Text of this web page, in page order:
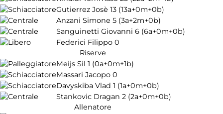
Gutierrez Josè 13 (13a+0m+0b)
Anzani Simone 5 (3a+2m+0b)
Sanguinetti Giovanni 6 (6a+0m+0b)
Federici Filippo 0
Riserve
Meijs Sil 1 (0a+0m+1b)
Massari Jacopo 0
Davyskiba Vlad 1 (1a+0m+0b)
Stankovic Dragan 2 (2a+0m+0b)
Allenatore